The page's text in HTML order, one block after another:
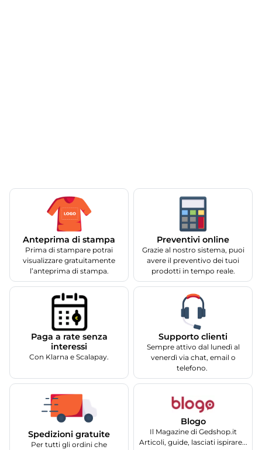
Anteprima di stampa
Prima di stampare potrai
visualizzare gratuitamente
l’anteprima di stampa.
Preventivi online
Grazie al nostro sistema, puoi
avere il preventivo dei tuoi
prodotti in tempo reale.
Paga a rate senza
interessi
Con Klarna e Scalapay.
Supporto clienti
Sempre attivo dal lunedì al
venerdì via chat, email o
telefono.
Spedizioni gratuite
Per tutti gli ordini che
Blogo
Il Magazine di Gedshop.it
Articoli, guide, lasciati ispirare...